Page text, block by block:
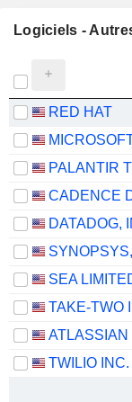
Logiciels -
RED HAT
DATADOG,
SEA
TWILIO INC.